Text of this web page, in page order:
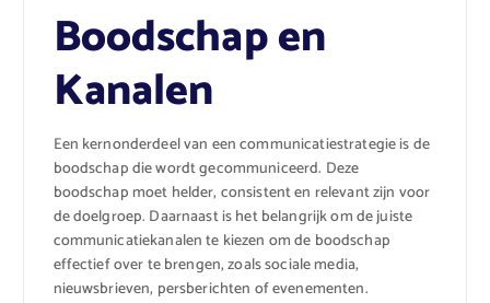
Boodschap en
Kanalen
Een kernonderdeel van een communicatiestrategie is de
boodschap die wordt gecommuniceerd. Deze
boodschap moet helder, consistent en relevant zijn voor
de doelgroep. Daarnaast is het belangrijk om de juiste
communicatiekanalen te kiezen om de boodschap
effectief over te brengen, zoals sociale media,
nieuwsbrieven, persberichten of evenementen.